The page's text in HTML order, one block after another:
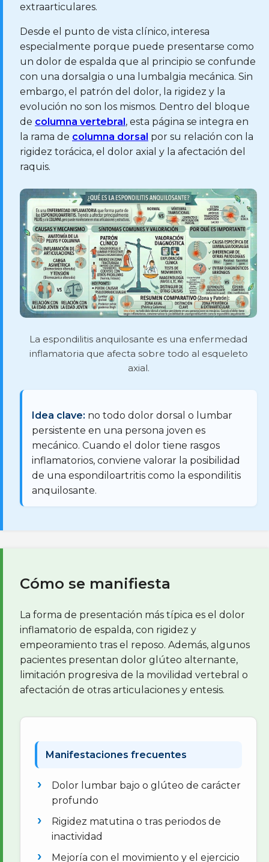
extraarticulares.
Desde el punto de vista clínico, interesa
especialmente porque puede presentarse como
un dolor de espalda que al principio se confunde
con una dorsalgia o una lumbalgia mecánica. Sin
embargo, el patrón del dolor, la rigidez y la
evolución no son los mismos. Dentro del bloque
de columna vertebral, esta página se integra en
la rama de columna dorsal por su relación con la
rigidez torácica, el dolor axial y la afectación del
raquis.
La espondilitis anquilosante es una enfermedad
inflamatoria que afecta sobre todo al esqueleto
axial.
Idea clave: no todo dolor dorsal o lumbar
persistente en una persona joven es
mecánico. Cuando el dolor tiene rasgos
inflamatorios, conviene valorar la posibilidad
de una espondiloartritis como la espondilitis
anquilosante.
Cómo se manifiesta
La forma de presentación más típica es el dolor
inflamatorio de espalda, con rigidez y
empeoramiento tras el reposo. Además, algunos
pacientes presentan dolor glúteo alternante,
limitación progresiva de la movilidad vertebral o
afectación de otras articulaciones y entesis.
Manifestaciones frecuentes
Dolor lumbar bajo o glúteo de carácter
profundo
Rigidez matutina o tras periodos de
inactividad
Mejoría con el movimiento y el ejercicio